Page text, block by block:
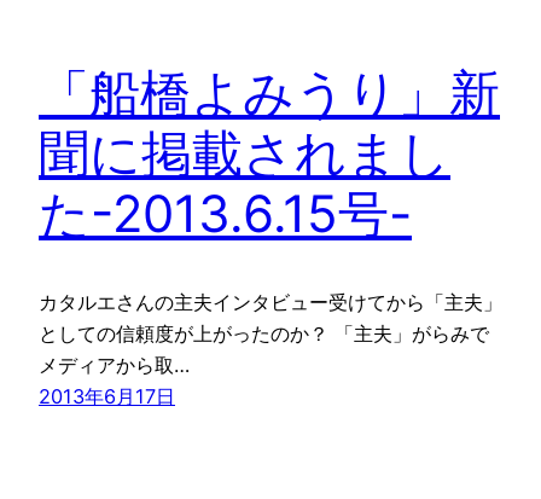
「船橋よみうり」新
聞に掲載されまし
た-2013.6.15号-
カタルエさんの主夫インタビュー受けてから「主夫」
としての信頼度が上がったのか？ 「主夫」がらみで
メディアから取…
2013年6月17日